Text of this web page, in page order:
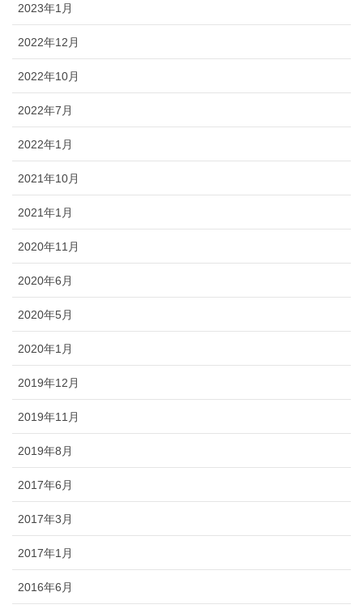
2023年1月
2022年12月
2022年10月
2022年7月
2022年1月
2021年10月
2021年1月
2020年11月
2020年6月
2020年5月
2020年1月
2019年12月
2019年11月
2019年8月
2017年6月
2017年3月
2017年1月
2016年6月